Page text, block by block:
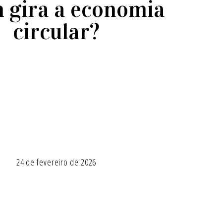
gira a economia
circular?
24 de fevereiro de 2026